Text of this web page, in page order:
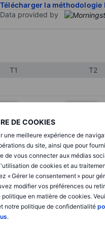
DE COOKIES
meilleure expérience de
du site, ainsi que pour
vous connecter aux médias
de cookies et au
« Gérer le consentement » pour
modifier vos préférences ou
en matière de cookies.
notre politique de confidentialité
.
Télécharger la méthodologie
Data provided by
T1 T2
XXXXXXX
XXXXXXX
XXXXXXX
XXXXXXX